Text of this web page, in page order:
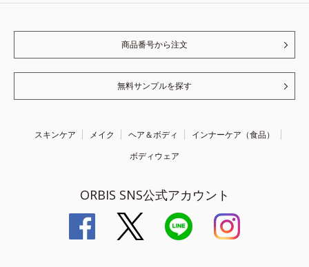
商品番号から注文
無料サンプルを探す
スキンケア メイク ヘア＆ボディ
インナーケア（食品）
ボディウェア
ORBIS SNS公式アカウント